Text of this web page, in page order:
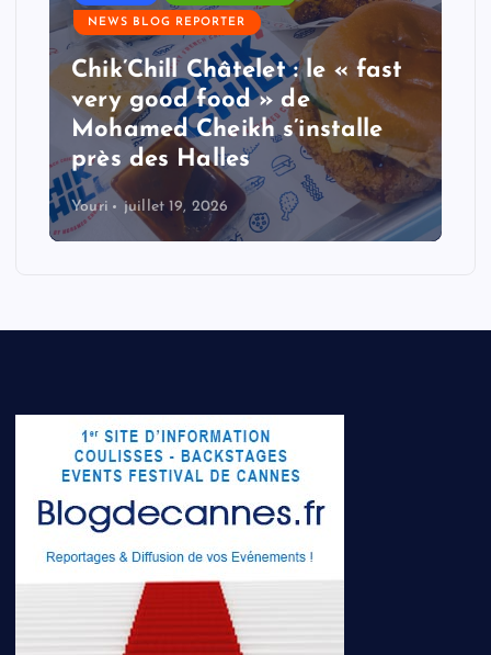
NEWS BLOG REPORTER
Chik’Chill Châtelet : le « fast
very good food » de
Mohamed Cheikh s’installe
près des Halles
Youri juillet 19, 2026